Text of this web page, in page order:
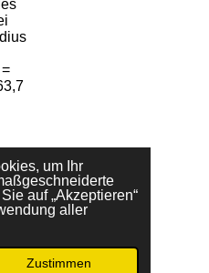
um Ihr
auf „Akzeptieren“
aller
Zustimmen